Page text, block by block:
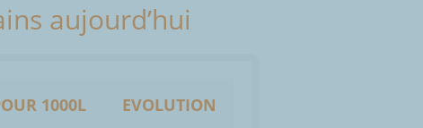
aujourd’hui
1000L
EVOLUTION